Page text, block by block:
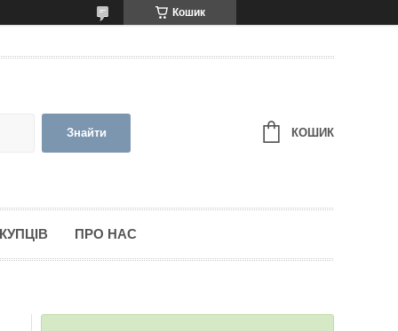
Кошик
Знайти КОШИК
ПРО НАС